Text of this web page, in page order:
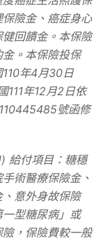
險金、癌症身心
回饋金。本保險
。本保險投保
110年4月30日
111年12月2 日依
號函修
給付項目：糖穩
術醫療保險金、
意外身故保險
型糖尿病」或
險，保險費較一般